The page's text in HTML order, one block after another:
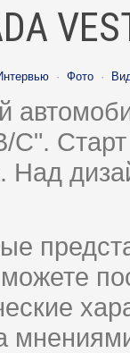
· Фото ·
Над